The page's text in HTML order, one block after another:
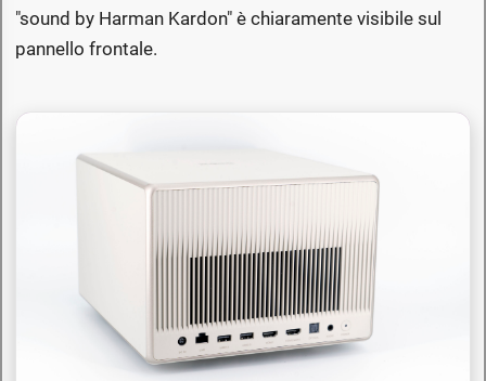
"sound by Harman Kardon" è chiaramente visibile sul
pannello frontale.